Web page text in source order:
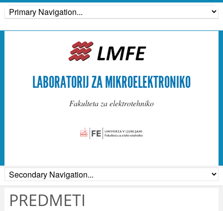
LABORATORIJ ZA MIKROELEKTRONIKO
Fakulteta za elektrotehniko
PREDMETI